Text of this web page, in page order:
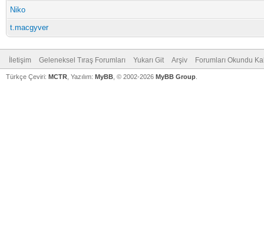
Niko
t.macgyver
İletişim Geleneksel Tıraş Forumları Yukarı Git Arşiv Forumları Okundu
Türkçe Çeviri: MCTR , Yazılım: MyBB , © 2002-2026 MyBB Group